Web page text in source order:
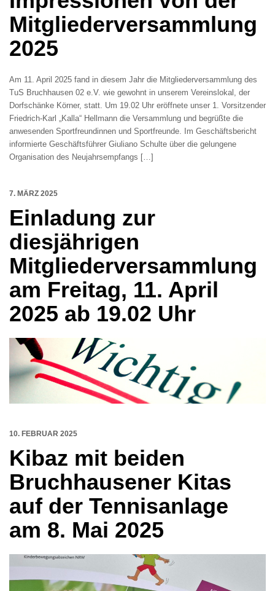
Mitgliederversammlung
2025
Am 11. April 2025 fand in diesem Jahr die Mitgliederversammlung des
TuS Bruchhausen 02 e.V. wie gewohnt in unserem Vereinslokal, der
Dorfschänke Körner, statt. Um 19.02 Uhr eröffnete unser 1. Vorsitzender
Friedrich-Karl „Kalla“ Hellmann die Versammlung und begrüßte die
anwesenden Sportfreundinnen und Sportfreunde. Im Geschäftsbericht
informierte Geschäftsführer Giuliano Schulte über die gelungene
Organisation des Neujahrsempfangs […]
7. MÄRZ 2025
Einladung zur
diesjährigen
Mitgliederversammlung
am Freitag, 11. April
2025 ab 19.02 Uhr
10. FEBRUAR 2025
Kibaz mit beiden
Bruchhausener Kitas
auf der Tennisanlage
am 8. Mai 2025